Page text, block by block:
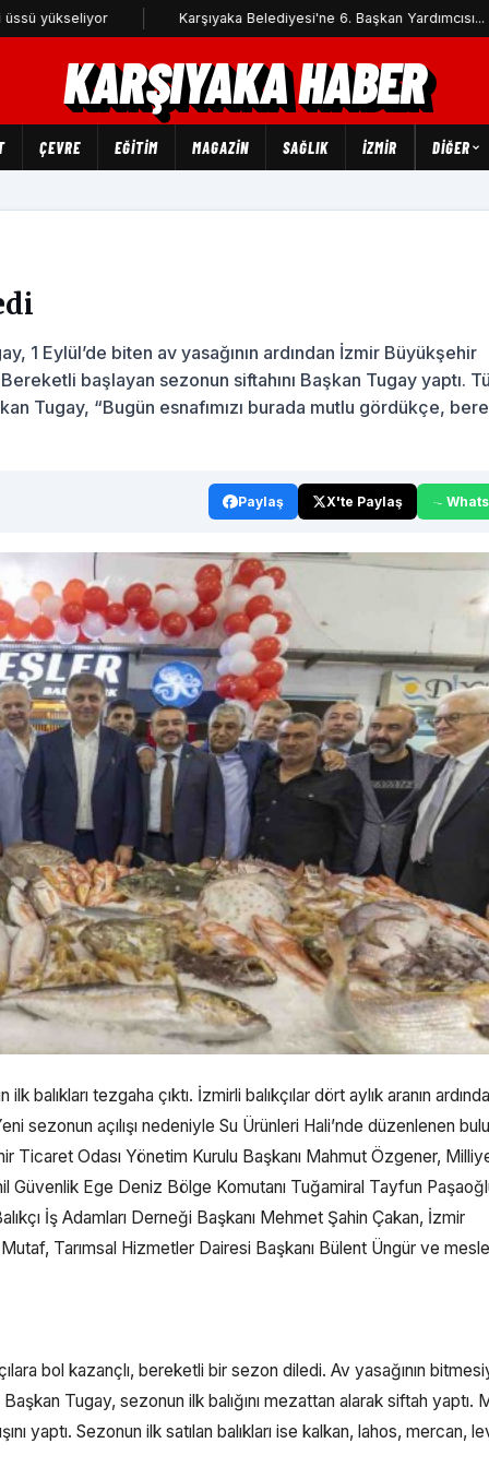
Karşıyaka Belediyesi'ne 6. Başkan Yardımcısı...
KARŞIYAKA HABER
ÇEVRE EĞİTİM MAGAZİN SAĞLIK İZMİR DIĞER
1 Eylül’de biten av yasağının ardından İzmir Büyükşehir
başlayan sezonun siftahını Başkan Tugay yaptı.
Tugay, “Bugün esnafımızı burada mutlu gördükçe,
Paylaş X'te Paylaş
tezgaha çıktı. İzmirli balıkçılar dört aylık aranın
sezonun açılışı nedeniyle Su Ürünleri Hali’nde düzenlenen
Ticaret Odası Yönetim Kurulu Başkanı Mahmut Özgener,
Güvenlik Ege Deniz Bölge Komutanı Tuğamiral Tayfun
İş Adamları Derneği Başkanı Mehmet Şahin Çakan, İzmir
Tarımsal Hizmetler Dairesi Başkanı Bülent Üngür ve
bol kazançlı, bereketli bir sezon diledi. Av yasağının
Başkan Tugay, sezonun ilk balığını mezattan alarak siftah yaptı.
yaptı. Sezonun ilk satılan balıkları ise kalkan, lahos, mercan,